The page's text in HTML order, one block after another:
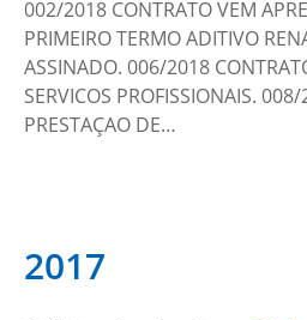
002/2018 CONTRATO VEM
PRIMEIRO TERMO ADITIVO
ASSINADO. 006/2018
SERVICOS PROFISSIONAIS.
PRESTAÇAO DE…
2017